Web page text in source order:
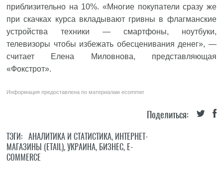
приблизительно на 10%. «Многие покупатели сразу же
при скачках курса вкладывают гривны в флагманские
устройства техники — смартфоны, ноутбуки,
телевизоры чтобы избежать обесценивания денег», —
считает Елена Миловнова, представляющая
«Фокстрот».
Информация предоставлена по материаламecommer
Поделиться:
ТЭГИ: АНАЛИТИКА И СТАТИСТИКА, ИНТЕРНЕТ-
МАГАЗИНЫ (ETAIL),УКРАИНА, БИЗНЕС, E-
COMMERCE